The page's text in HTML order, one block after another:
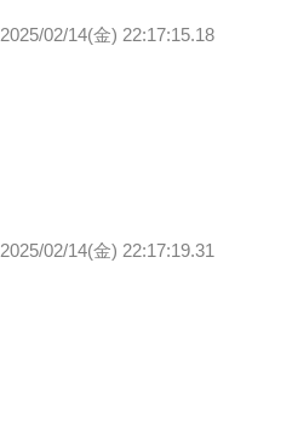
2025/02/14(金) 22:17:15.18
2025/02/14(金) 22:17:19.31